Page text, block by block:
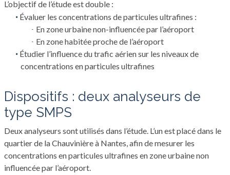
L’objectif de l’étude est double :
Évaluer les concentrations de particules ultrafines :
En zone urbaine non-influencée par l’aéroport
En zone habitée proche de l’aéroport
Étudier l’influence du trafic aérien sur les niveaux de
concentrations en particules ultrafines
dispositifs : deux analyseurs de
type SMPS
Deux analyseurs sont utilisés dans l’étude. L’un est placé dans le
quartier de la Chauvinière à Nantes, afin de mesurer les
concentrations en particules ultrafines en zone urbaine non
influencée par l’aéroport.